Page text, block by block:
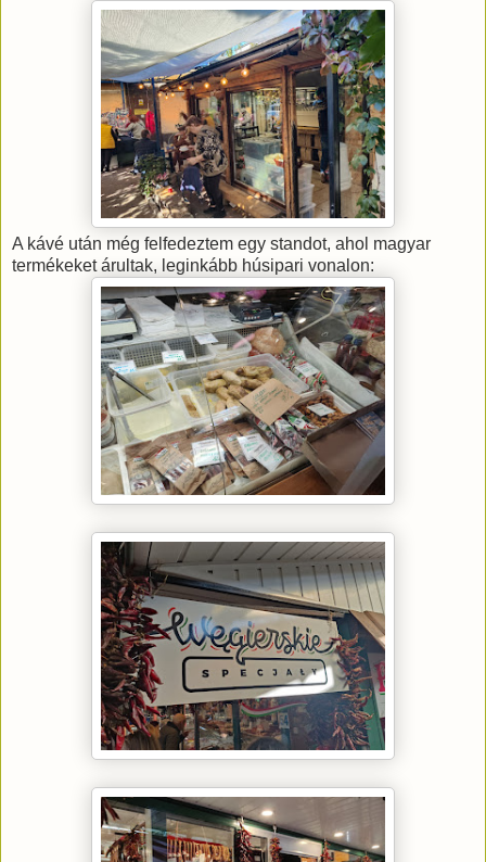
A kávé után még felfedeztem egy standot, ahol magyar
termékeket árultak, leginkább húsipari vonalon: